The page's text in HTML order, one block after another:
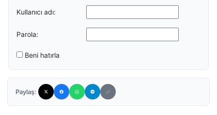
Kullanıcı adı:
Parola:
Beni hatırla
Paylaş: